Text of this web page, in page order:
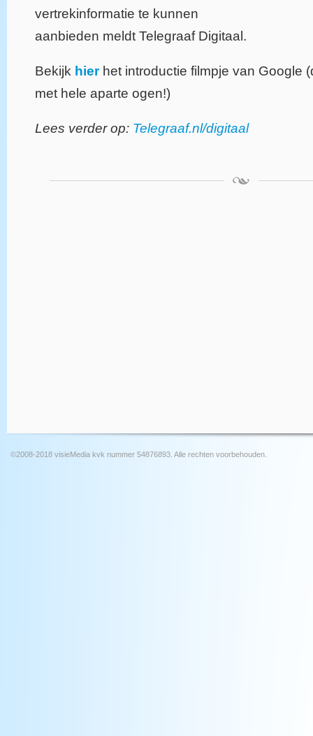
vertrekinformatie te kunnen
aanbieden meldt Telegraaf Digitaal.
Bekijk hier het introductie filmpje van Google
met hele aparte ogen!)
Lees verder op: Telegraaf.nl/digitaal
©2008-2018 visieMedia kvk nummer 54876893. Alle rechten voorbehouden.